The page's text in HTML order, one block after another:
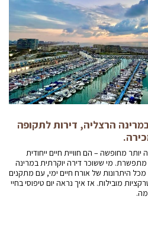
הרצליה, דירות לתקופה
מחופשה – הם חוויית חיים ייחודית
מי ששוכר דירה יוקרתית במרינה
היתרונות של אורח חיים ימי, עם מתקנים
מובילות. אז איך נראה יום טיפוסי בחיי